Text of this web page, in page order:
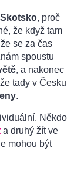
Skotsko, proč
že když tam
se za čas
spoustu
, a nakonec
tady v Česku
.
Někdo
a druhý žít ve
mohou být